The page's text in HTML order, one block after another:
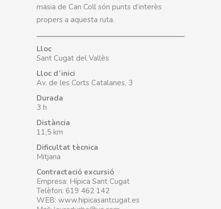
masia de Can Coll són punts d’interès
propers a aquesta ruta.
Lloc
Sant Cugat del Vallès
Lloc d’inici
Av. de les Corts Catalanes, 3
Durada
3 h
Distància
11,5 km
Dificultat tècnica
Mitjana
Contractació excursió
Empresa: Hípica Sant Cugat
Telèfon: 619 462 142
WEB: www.hipicasantcugat.es